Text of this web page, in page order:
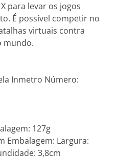
para levar os jogos
É possível competir no
virtuais contra
mundo.
Inmetro Número:
127g
Embalagem: Largura:
3,8cm